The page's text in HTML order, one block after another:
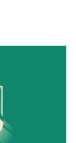
험한 네트워크